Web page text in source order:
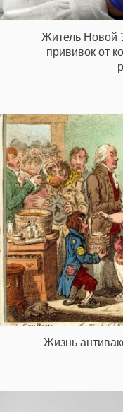
Житель Новой
прививок от
Жизнь